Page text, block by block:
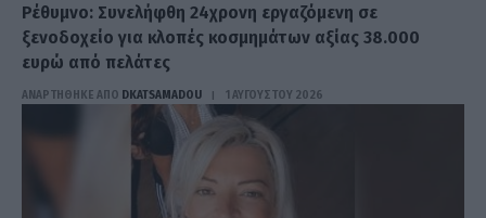
Ρέθυμνο: Συνελήφθη 24χρονη εργαζόμενη σε
ξενοδοχείο για κλοπές κοσμημάτων αξίας 38.000
ευρώ από πελάτες
ΑΝΑΡΤΗΘΗΚΕ ΑΠΟ DKATSAMADOU 1 ΑΥΓΟΎΣΤΟΥ 2026